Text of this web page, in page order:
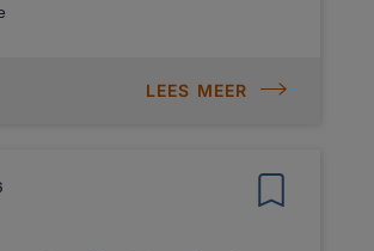
LEES MEER